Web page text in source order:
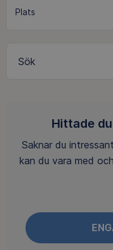
Sök
Hittade
Saknar du
kan du vara med